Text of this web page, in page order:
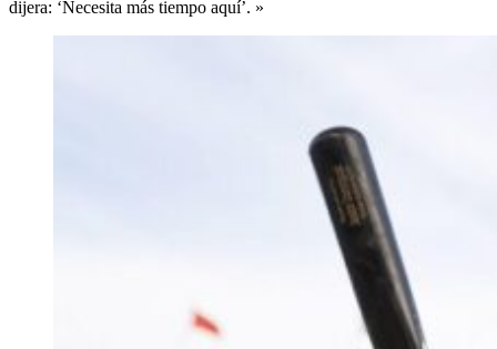
dijera: ‘Necesita más tiempo aquí’. »